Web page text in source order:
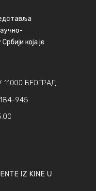
која је
11000 БЕОГРАД
945
IZ KINE U